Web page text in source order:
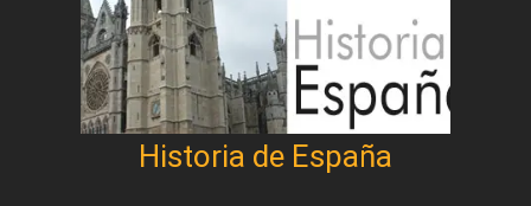
Historia de España